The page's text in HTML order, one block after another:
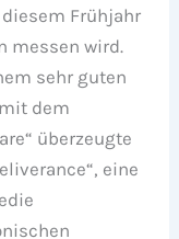
Frühjahr
messen wird.
sehr guten
dem
überzeugte
eine